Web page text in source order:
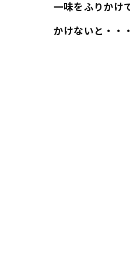
一味をふりかけ
かけないと・・